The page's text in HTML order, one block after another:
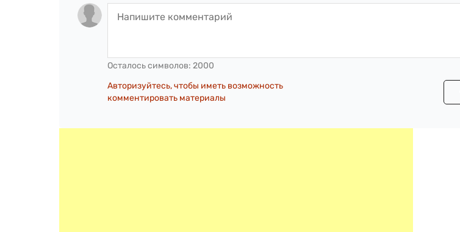
Осталось символов: 2000
Авторизуйтесь, чтобы иметь возможность
комментировать материалы